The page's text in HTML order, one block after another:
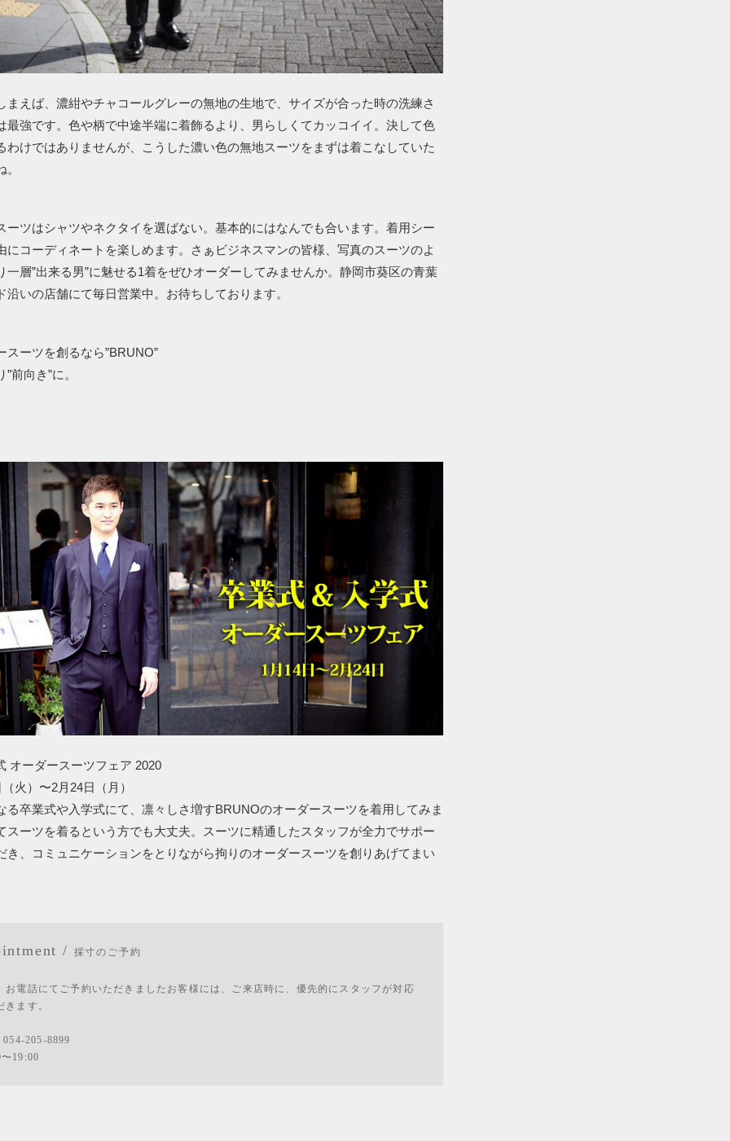
まえば、濃紺やチャコールグレーの無地の生地で、サイズが合った時の洗練さ
最強です。色や柄で中途半端に着飾るより、男らしくてカッコイイ。決して色
わけではありませんが、こうした濃い色の無地スーツをまずは着こなしていた
ーツはシャツやネクタイを選ばない。基本的にはなんでも合います。着用シー
にコーディネートを楽しめます。さぁビジネスマンの皆様、写真のスーツのよ
一層”出来る男”に魅せる1着をぜひオーダーしてみませんか。静岡市葵区の青葉
沿いの店舗にて毎日営業中。お待ちしております。
スーツを創るなら”BRUNO”
前向き”に。
オーダースーツフェア 2020
火）〜2月24日（月）
る卒業式や入学式にて、凛々しさ増すBRUNOのオーダースーツを着用してみま
スーツを着るという方でも大丈夫。スーツに精通したスタッフが全力でサポー
き、コミュニケーションをとりながら拘りのオーダースーツを創りあげてまい
/ 採寸のご予約
お電話にてご予約いただきましたお客様には、ご来店時に、優先的にスタッフが対応
ます。
054-205-8899
19:00